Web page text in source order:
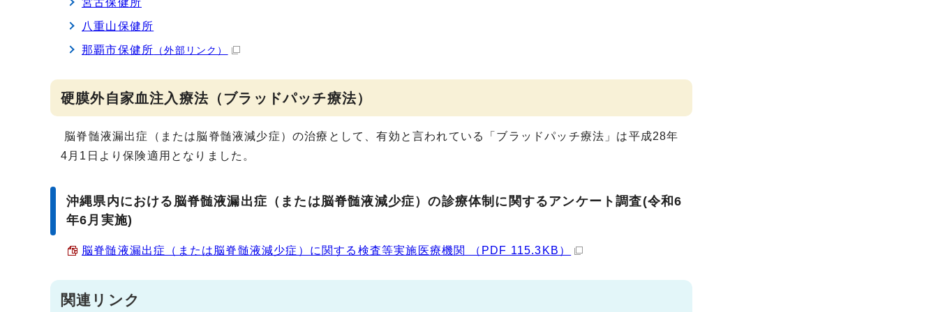
八重山保健所
那覇市保健所 （外部リンク）
硬膜外自家血注入療法（ブラッドパッチ療法）
脳脊髄液漏出症（または脳脊髄液減少症）の治療として、有効と言われている「ブラッドパッチ療法」は平成28年
4月1日より保険適用となりました。
沖縄県内における脳脊髄液漏出症（または脳脊髄液減少症）の診療体制に関するアンケート調査(令和6
年6月実施)
脳脊髄液漏出症（または脳脊髄液減少症）に関する検査等実施医療機関 （PDF 115.3KB）
関連リンク